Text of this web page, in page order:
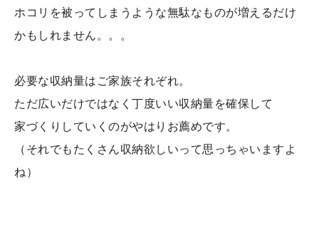
ホコリを被ってしまうような無駄なものが増えるだけ
かもしれません。。。
必要な収納量はご家族それぞれ。
ただ広いだけではなく丁度いい収納量を確保して
家づくりしていくのがやはりお薦めです。
（それでもたくさん収納欲しいって思っちゃいますよ
ね）